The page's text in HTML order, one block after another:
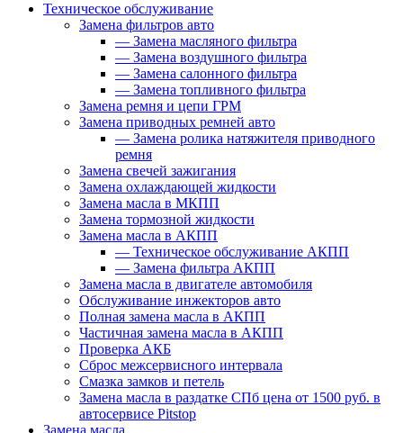
Техническое обслуживание
Замена фильтров авто
— Замена масляного фильтра
— Замена воздушного фильтра
— Замена салонного фильтра
— Замена топливного фильтра
Замена ремня и цепи ГРМ
Замена приводных ремней авто
— Замена ролика натяжителя приводного
ремня
Замена свечей зажигания
Замена охлаждающей жидкости
Замена масла в МКПП
Замена тормозной жидкости
Замена масла в АКПП
— Техническое обслуживание АКПП
— Замена фильтра АКПП
Замена масла в двигателе автомобиля
Обслуживание инжекторов авто
Полная замена масла в АКПП
Частичная замена масла в АКПП
Проверка АКБ
Сброс межсервисного интервала
Смазка замков и петель
Замена масла в раздатке СПб цена от 1500 руб. в
автосервисе Pitstop
Замена масла